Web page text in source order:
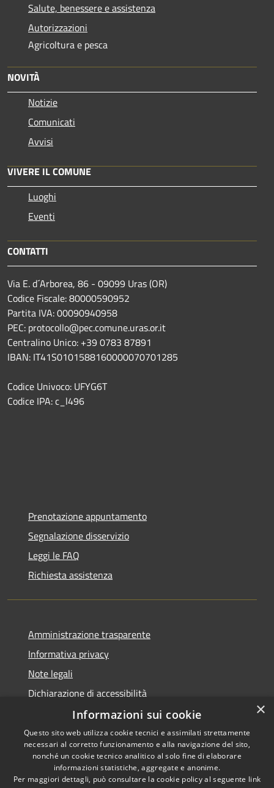
Salute, benessere e assistenza
Autorizzazioni
Agricoltura e pesca
NOVITÀ
Notizie
Comunicati
Avvisi
VIVERE IL COMUNE
Luoghi
Eventi
CONTATTI
Via E. d´Arborea, 86 - 09099 Uras (OR)
Codice Fiscale: 80000590952
Partita IVA: 00090940958
PEC: protocollo@pec.comune.uras.or.it
Centralino Unico: +39 0783 87891
IBAN: IT41S0101588160000070701285
Codice Univoco: UFYG6T
Codice IPA: c_l496
Prenotazione appuntamento
Segnalazione disservizio
Leggi le FAQ
Richiesta assistenza
Amministrazione trasparente
Informativa privacy
Note legali
Dichiarazione di accessibilità
Accessibilità
Privacy
Copyright © 2026 • Comune di
Uras • Powered by
Municipium•Accesso
×
Informazioni sui cookie
Questo sito web utilizza cookie tecnici e assimilati strettamente
necessari al corretto funzionamento e alla navigazione del sito,
nonché un cookie tecnico analitico al solo fine di elaborare
informazioni statistiche, aggregate e anonime.
Per maggiori dettagli, può consultare la cookie policy al seguente link